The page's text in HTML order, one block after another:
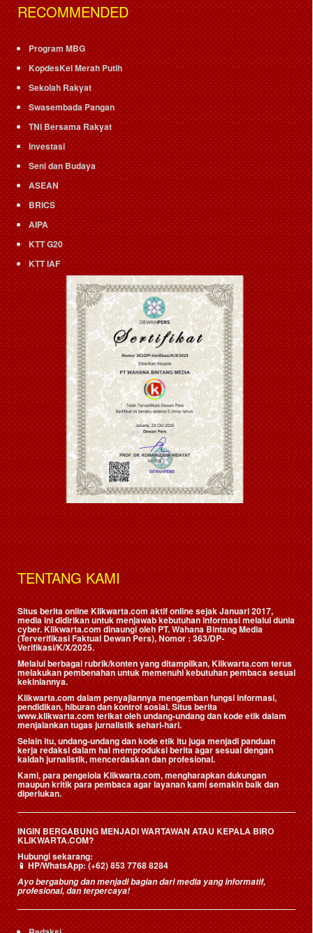
RECOMMENDED
Program MBG
KopdesKel Merah Putih
Sekolah Rakyat
Swasembada Pangan
TNI Bersama Rakyat
Investasi
Seni dan Budaya
ASEAN
BRICS
AIPA
KTT G20
KTT IAF
TENTANG KAMI
Situs berita online Klikwarta.com aktif online sejak Januari 2017,
media ini didirikan untuk menjawab kebutuhan informasi melalui dunia
cyber. Klikwarta.com dinaungi oleh PT. Wahana Bintang Media
(Terverifikasi Faktual Dewan Pers), Nomor : 363/DP-
Verifikasi/K/X/2025.
Melalui berbagai rubrik/konten yang ditampilkan, Klikwarta.com terus
melakukan pembenahan untuk memenuhi kebutuhan pembaca sesuai
kekiniannya.
Klikwarta.com dalam penyajiannya mengemban fungsi informasi,
pendidikan, hiburan dan kontrol sosial. Situs berita
www.klikwarta.com terikat oleh undang-undang dan kode etik dalam
menjalankan tugas jurnalistik sehari-hari.
Selain itu, undang-undang dan kode etik itu juga menjadi panduan
kerja redaksi dalam hal memproduksi berita agar sesuai dengan
kaidah jurnalistik, mencerdaskan dan profesional.
Kami, para pengelola Klikwarta.com, mengharapkan dukungan
maupun kritik para pembaca agar layanan kami semakin baik dan
diperlukan.
INGIN BERGABUNG MENJADI WARTAWAN ATAU KEPALA BIRO
KLIKWARTA.COM?
Hubungi sekarang:
📱HP/WhatsApp:(+62) 853 7768 8284
Ayo bergabung dan menjadi bagian dari media yang informatif,
profesional, dan terpercaya!